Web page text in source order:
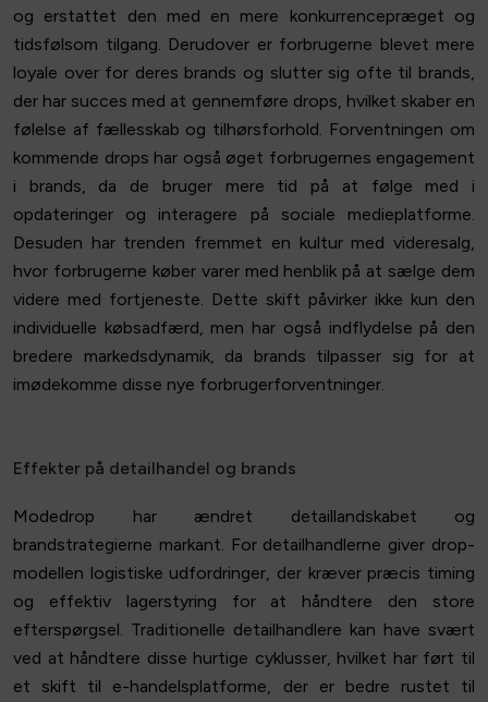
og erstattet den med en mere konkurrencepræget og
tidsfølsom tilgang. Derudover er forbrugerne blevet mere
loyale over for deres brands og slutter sig ofte til brands,
der har succes med at gennemføre drops, hvilket skaber en
følelse af fællesskab og tilhørsforhold. Forventningen om
kommende drops har også øget forbrugernes engagement
i brands, da de bruger mere tid på at følge med i
opdateringer og interagere på sociale medieplatforme.
Desuden har trenden fremmet en kultur med videresalg,
hvor forbrugerne køber varer med henblik på at sælge dem
videre med fortjeneste. Dette skift påvirker ikke kun den
individuelle købsadfærd, men har også indflydelse på den
bredere markedsdynamik, da brands tilpasser sig for at
imødekomme disse nye forbrugerforventninger.
Effekter på detailhandel og brands
Modedrop har ændret detaillandskabet og
brandstrategierne markant. For detailhandlerne giver drop-
modellen logistiske udfordringer, der kræver præcis timing
og effektiv lagerstyring for at håndtere den store
efterspørgsel. Traditionelle detailhandlere kan have svært
ved at håndtere disse hurtige cyklusser, hvilket har ført til
et skift til e-handelsplatforme, der er bedre rustet til